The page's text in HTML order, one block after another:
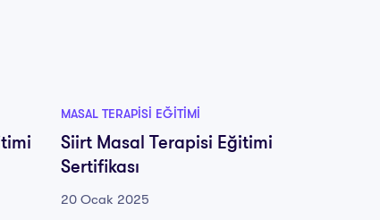
MASAL TERAPISI EĞITIMI
Siirt Masal Terapisi Eğitimi
Sertifikası
20 Ocak 2025